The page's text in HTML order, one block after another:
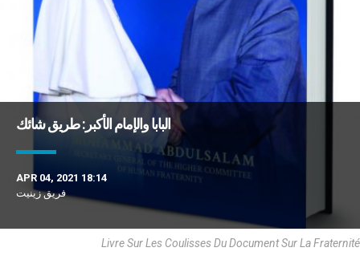
البابا والإمام الأكبر: طريق شائك
APR 04, 2021 18:14
فريق زينيت
Livre Sur Les Coulisses Du Document Sur La Fraternité